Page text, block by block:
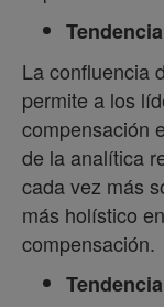
La confluencia
permite a los
compensación
de la analítica
cada vez más
más holístico
compensación.